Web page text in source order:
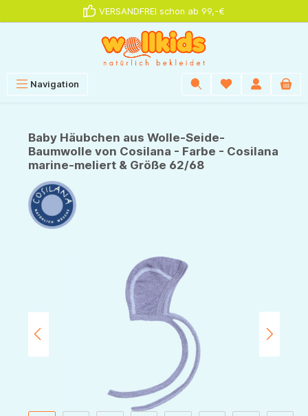
VERSANDFREI schon ab 99,-€
Navigation
Baby Häubchen aus Wolle-Seide-
Baumwolle von Cosilana - Farbe - Cosilana
marine-meliert & Größe 62/68
Bildergalerie überspringen